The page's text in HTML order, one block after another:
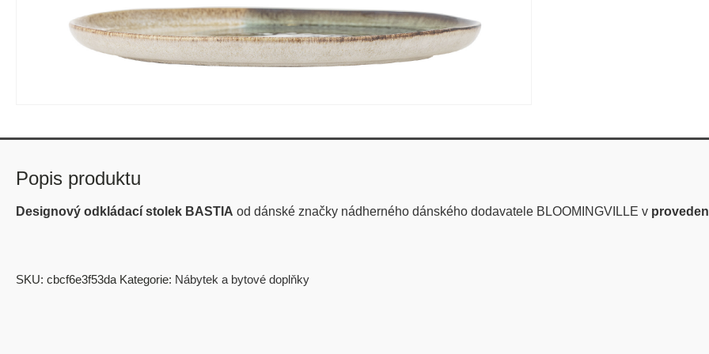
Popis produktu
Designový odkládací stolek BASTIA od dánské značky nádherného dánského dodavatele BLOOMINGVILLE v
SKU: cbcf6e3f53da Kategorie: Nábytek a bytové doplňky